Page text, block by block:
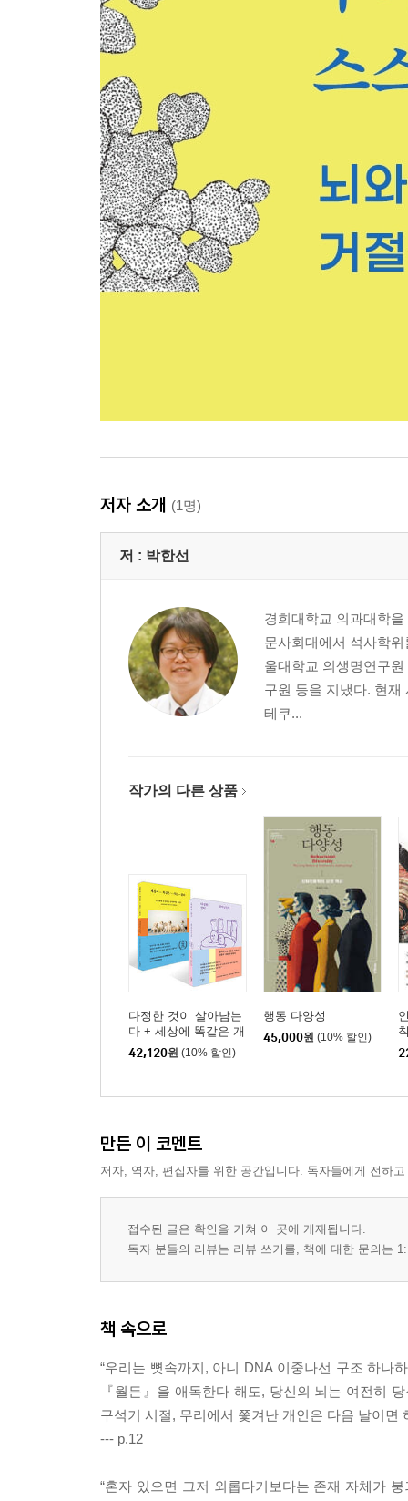
저자 소개 (1명)
저 : 박한선
경희대학교 의과대학
문사회대에서 석사학
울대학교 의생명연구
구원 등을 지냈다. 현
테쿠...
작가의 다른 상품
다정한 것이 살아남는
다 + 세상에 똑같은 개
는 없다 세트
42,120원 (10% 할인)
행동 다양성
45,000원 (10% 할인)
만든 이 코멘트
저자, 역자, 편집자를 위한 공간입니다. 독자들에게 전하
접수된 글은 확인을 거쳐 이 곳에 게재됩니다.
독자 분들의 리뷰는 리뷰 쓰기를, 책에 대한 문의는
책 속으로
“우리는 뼛속까지, 아니 DNA 이중나선 구조 하나
『월든』을 애독한다 해도, 당신의 뇌는 여전히
구석기 시절, 무리에서 쫓겨난 개인은 다음 날이면
--- p.12
“혼자 있으면 그저 외롭다기보다는 존재 자체가